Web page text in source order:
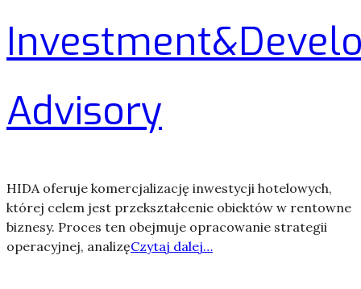
Advisory
HIDA oferuje komercjalizację inwestycji hotelowych,
której celem jest przekształcenie obiektów w rentowne
biznesy. Proces ten obejmuje opracowanie strategii
operacyjnej, analizęCzytaj dalej…